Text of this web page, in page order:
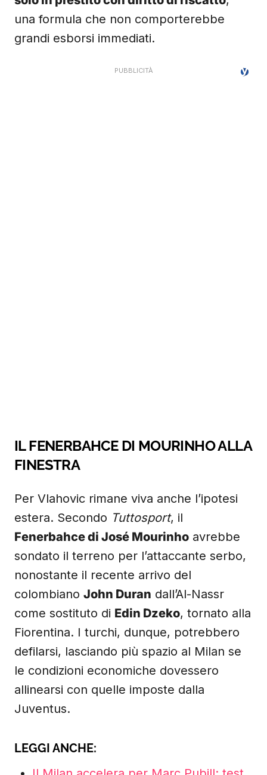
una formula che non comporterebbe
grandi esborsi immediati.
IL FENERBAHCE DI MOURINHO ALLA
FINESTRA
Per Vlahovic rimane viva anche l’ipotesi
estera. Secondo Tuttosport, il
Fenerbahce di José Mourinho avrebbe
sondato il terreno per l’attaccante serbo,
nonostante il recente arrivo del
colombiano John Duran dall’Al-Nassr
come sostituto di Edin Dzeko, tornato alla
Fiorentina. I turchi, dunque, potrebbero
defilarsi, lasciando più spazio al Milan se
le condizioni economiche dovessero
allinearsi con quelle imposte dalla
Juventus.
LEGGI ANCHE: